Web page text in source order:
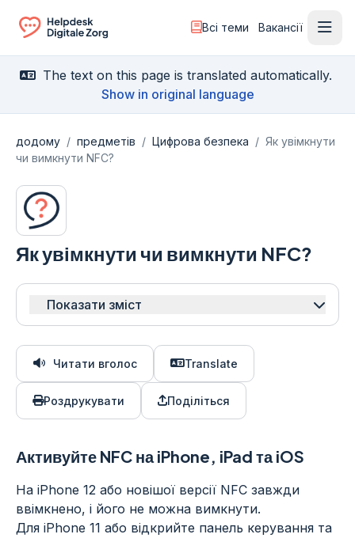
Ga naar de homepagina
Всі теми Вакансії
The text on this page is translated automatically.
Show in original language
додому / предметів / Цифрова безпека / Як увімкнути
чи вимкнути NFC?
Як увімкнути чи вимкнути NFC?
Показати зміст
Читати вголос Translate
Роздрукувати Поділіться
Активуйте NFC на iPhone, iPad та iOS
На iPhone 12 або новішої версії NFC завжди
ввімкнено, і його не можна вимкнути.
Для iPhone 11 або відкрийте панель керування та